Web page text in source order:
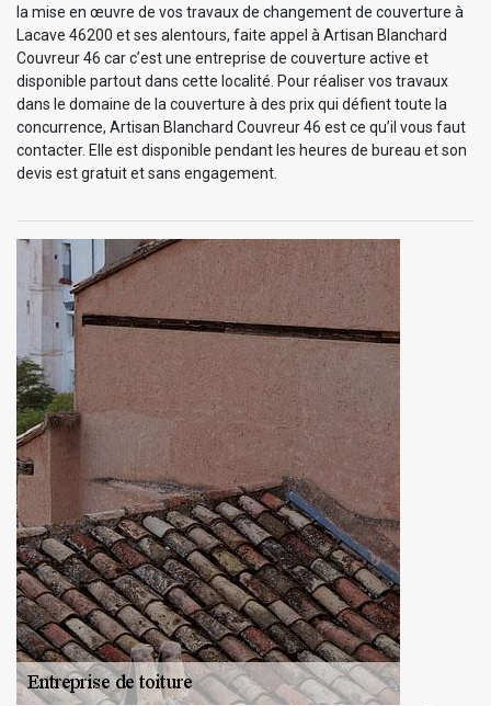
la mise en œuvre de vos travaux de changement de couverture à
Lacave 46200 et ses alentours, faite appel à Artisan Blanchard
Couvreur 46 car c’est une entreprise de couverture active et
disponible partout dans cette localité. Pour réaliser vos travaux
dans le domaine de la couverture à des prix qui défient toute la
concurrence, Artisan Blanchard Couvreur 46 est ce qu’il vous faut
contacter. Elle est disponible pendant les heures de bureau et son
devis est gratuit et sans engagement.